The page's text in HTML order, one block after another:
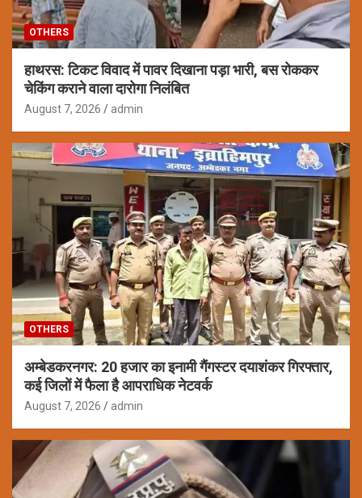
OTHERS
हाथरस: टिकट विवाद में पावर दिखाना पड़ा भारी, बस रोककर
चेकिंग कराने वाला दारोगा निलंबित
August 7, 2026 admin
OTHERS
अम्बेडकरनगर: 20 हजार का इनामी गैंगस्टर दयाशंकर गिरफ्तार,
कई जिलों में फैला है आपराधिक नेटवर्क
August 7, 2026 admin